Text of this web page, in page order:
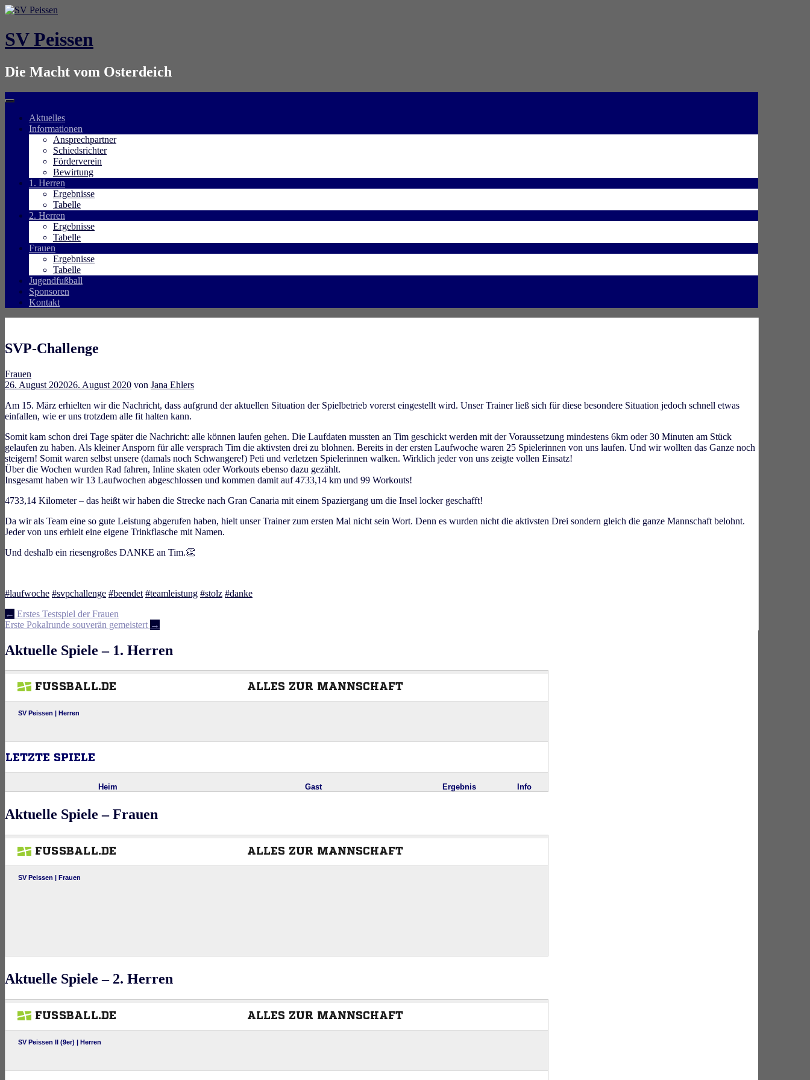
Springe
Inhalt
SV Peissen
Die Macht vom Osterdeich
Aktuelles
Informationen
Ansprechpartner
Schiedsrichter
Förderverein
Bewirtung
1. Herren
Ergebnisse
Tabelle
2. Herren
Ergebnisse
Tabelle
Frauen
Ergebnisse
Tabelle
Jugendfußball
Sponsoren
Kontakt
SVP-Challenge
Frauen
26. August 202026. August 2020 von Jana Ehlers
Am 15. März erhielten wir die Nachricht, dass aufgrund der aktuellen Situation der Spielbetrieb vorerst eingestellt wird. Unser Trainer ließ sich für diese besondere Situation jedoch schnell etwas
einfallen, wie er uns trotzdem alle fit halten kann.
Somit kam schon drei Tage später die Nachricht: alle können laufen gehen. Die Laufdaten mussten an Tim geschickt werden mit der Voraussetzung mindestens 6km oder 30 Minuten am Stück
gelaufen zu haben. Als kleiner Ansporn für alle versprach Tim die aktivsten drei zu blohnen. Bereits in der ersten Laufwoche waren 25 Spielerinnen von uns laufen. Und wir wollten das Ganze noch
steigern! Somit waren selbst unsere (damals noch Schwangere!) Peti und verletzen Spielerinnen walken. Wirklich jeder von uns zeigte vollen Einsatz!
Über die Wochen wurden Rad fahren, Inline skaten oder Workouts ebenso dazu gezählt.
Insgesamt haben wir 13 Laufwochen abgeschlossen und kommen damit auf 4733,14 km und 99 Workouts!
4733,14 Kilometer – das heißt wir haben die Strecke nach Gran Canaria mit einem Spaziergang um die Insel locker geschafft!
Da wir als Team eine so gute Leistung abgerufen haben, hielt unser Trainer zum ersten Mal nicht sein Wort. Denn es wurden nicht die aktivsten Drei sondern gleich die ganze Mannschaft belohnt.
Jeder von uns erhielt eine eigene Trinkflasche mit Namen.
Und deshalb ein riesengroßes DANKE an Tim.👏
#laufwoche #svpchallenge #beendet #teamleistung #stolz #danke
Artikel-
Navigation
← Erstes Testspiel der Frauen
Erste Pokalrunde souverän gemeistert →
Aktuelle Spiele – 1. Herren
Aktuelle Spiele – Frauen
Aktuelle Spiele – 2. Herren